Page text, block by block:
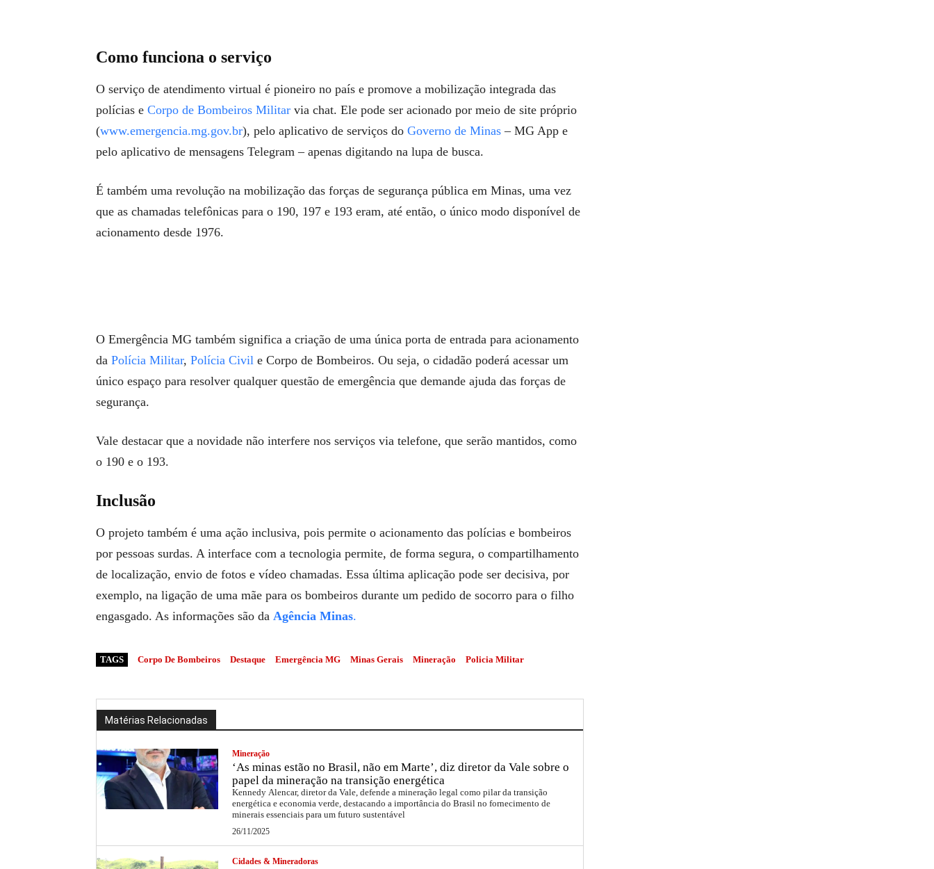
Como funciona o serviço
O serviço de atendimento virtual é pioneiro no país e promove a mobilização integrada das
polícias e Corpo de Bombeiros Militar via chat. Ele pode ser acionado por meio de site próprio
(www.emergencia.mg.gov.br), pelo aplicativo de serviços do Governo de Minas – MG App e
pelo aplicativo de mensagens Telegram – apenas digitando na lupa de busca.
É também uma revolução na mobilização das forças de segurança pública em Minas, uma vez
que as chamadas telefônicas para o 190, 197 e 193 eram, até então, o único modo disponível de
acionamento desde 1976.
O Emergência MG também significa a criação de uma única porta de entrada para acionamento
da Polícia Militar, Polícia Civil e Corpo de Bombeiros. Ou seja, o cidadão poderá acessar um
único espaço para resolver qualquer questão de emergência que demande ajuda das forças de
segurança.
Vale destacar que a novidade não interfere nos serviços via telefone, que serão mantidos, como
o 190 e o 193.
Inclusão
O projeto também é uma ação inclusiva, pois permite o acionamento das polícias e bombeiros
por pessoas surdas. A interface com a tecnologia permite, de forma segura, o compartilhamento
de localização, envio de fotos e vídeo chamadas. Essa última aplicação pode ser decisiva, por
exemplo, na ligação de uma mãe para os bombeiros durante um pedido de socorro para o filho
engasgado. As informações são da Agência Minas.
TAGS Corpo De Bombeiros Destaque Emergência MG Minas Gerais Mineração Policia Militar
Matérias Relacionadas
Mineração
‘As minas estão no Brasil, não em Marte’, diz diretor da Vale sobre o
papel da mineração na transição energética
Kennedy Alencar, diretor da Vale, defende a mineração legal como pilar da transição
energética e economia verde, destacando a importância do Brasil no fornecimento de
minerais essenciais para um futuro sustentável
26/11/2025
Cidades & Mineradoras